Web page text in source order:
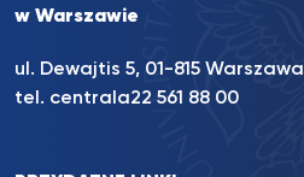
w Warszawie
ul. Dewajtis 5, 01-815 Warszawa
tel. centrala22 561 88 00